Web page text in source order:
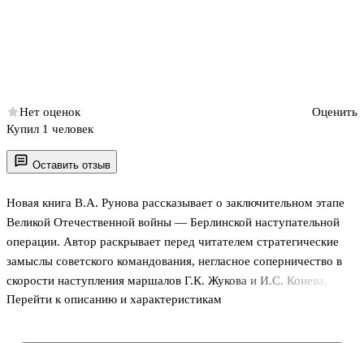
Оставить отзыв
Новая книга В.А. Рунова рассказывает о заключительном этапе
Великой Отечественной войны — Берлинской наступательной
операции. Автор раскрывает перед читателем стратегические
замыслы советского командования, негласное соперничество в
скорости наступления маршалов Г.К. Жукова и И.С. Конева,
рисует картину ожесточенных боев в самом Берлине. В
Перейти к описанию и характеристикам
Нет оценок
Оценить
Купил 1 человек